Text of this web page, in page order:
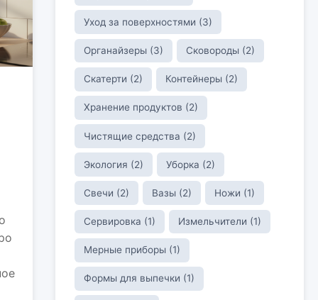
Уход за поверхностями (3)
Органайзеры (3) Сковороды (2)
Скатерти (2) Контейнеры (2)
Хранение продуктов (2)
Чистящие средства (2)
Экология (2) Уборка (2)
Свечи (2) Вазы (2) Ножи (1)
Сервировка (1) Измельчители (1)
Мерные приборы (1)
Формы для выпечки (1)